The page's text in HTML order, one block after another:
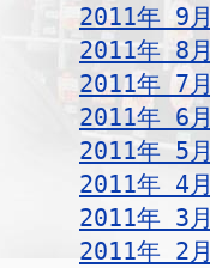
2011年 9月
2011年 8月
2011年 7月
2011年 6月
2011年 5月
2011年 4月
2011年 3月
2011年 2月